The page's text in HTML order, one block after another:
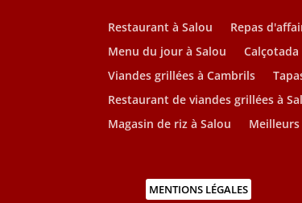
Restaurant à Salou Repas
Menu du jour à Salou
Calçotada
Viandes grillées à Cambrils
Restaurant de viandes grillées à
Magasin de riz à Salou
Meilleurs
MENTIONS LÉGALES